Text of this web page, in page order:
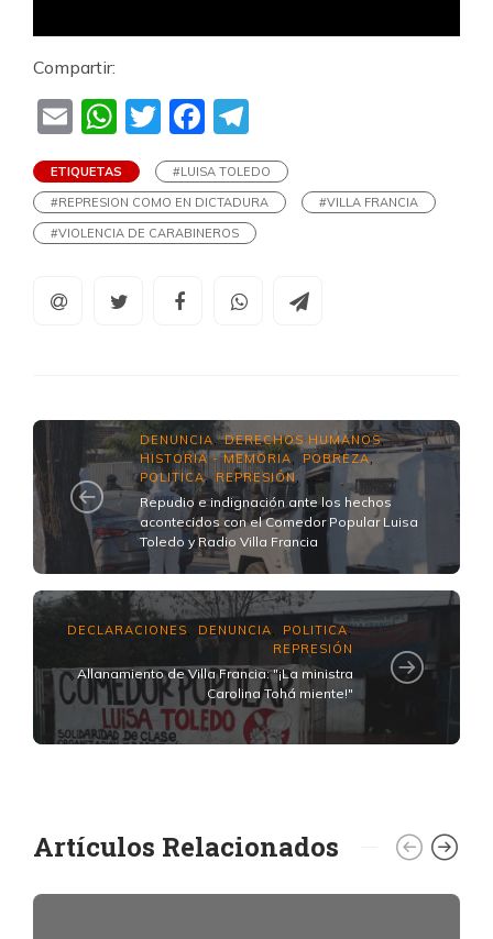
Compartir:
EmailWhatsApp
TwitterFacebook
ETIQUETAS
#LUISA TOLEDO
#REPRESION COMO EN DICTADURA
#VILLA FRANCIA
#VIOLENCIA DE CARABINEROS
DENUNCIA,DERECHOS HUMANOS,
HISTORIA - MEMORIA POBREZA
POLITICA, REPRESIÓN , ...
Repudio e indignación ante los hechos
acontecidos con el Comedor Popular Luisa
Toledo y Radio Villa Francia
DECLARACIONES DENUNCIA POLITICA,
REPRESIÓN
Allanamiento de Villa Francia: "¡La ministra
Carolina Tohá miente!"
Artículos Relacionados